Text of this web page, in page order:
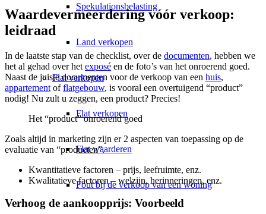
Spekulationsbelasting
Land verkopen
Flatverkopen
Flat verkopen
Flat waarderen
Fout bij de verkoop van een woning
Waardevermeerdering vóór verkoop:
leidraad
In de laatste stap van de checklist, over de documenten, hebben we
het al gehad over het exposé en de foto’s van het onroerend goed.
Naast de juiste documenten voor de verkoop van een huis,
appartement offlatgebouw, is vooral een overtuigend “product”
nodig! Nu zult u zeggen, een product? Precies!
Het “product” onroerend goed
Zoals altijd in marketing zijn er 2 aspecten van toepassing op de
evaluatie van “producten”.
Kwantitatieve factoren – prijs, leefruimte, enz.
Kwalitatieve factoren – welzijn, herinneringen, enz.
Verhoog de aankoopprijs: Voorbeeld